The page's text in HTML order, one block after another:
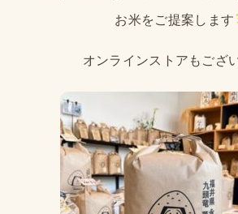
お米をご提案します
オンラインストアもござ